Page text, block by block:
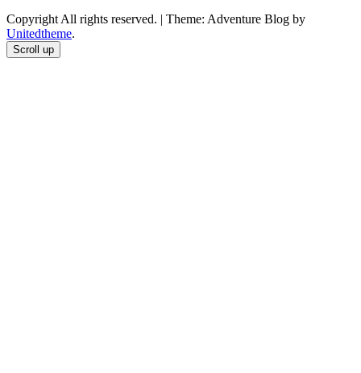
Copyright All rights reserved. | Theme: Adventure Blog by
Unitedtheme.
Scroll up